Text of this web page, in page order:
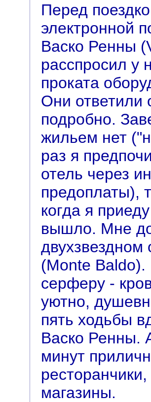
Перед
электронной
Васко Ренны
расспросил у
проката
Они ответили
подробно.
жильем нет
раз я
отель через
предоплаты),
когда я
вышло. Мне
(Monte
серферу -
уютно,
пять ходьбы
Васко Ренны.
минут
магазины.